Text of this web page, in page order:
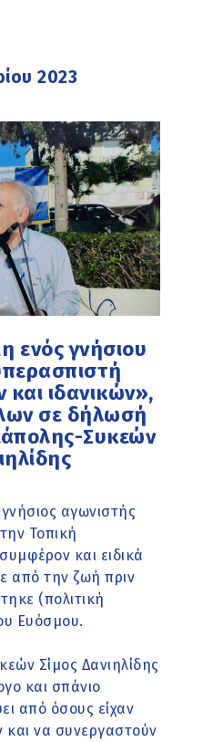
2023
ενός γνήσιου
και ιδανικών»,
σε δήλωσή
Συκεών
αγωνιστής
Τοπική
και ειδικά
από την ζωή πριν
(πολιτική
Ευόσμου.
Σίμος Δανιηλίδης
και σπάνιο
από όσους είχαν
και να συνεργαστούν